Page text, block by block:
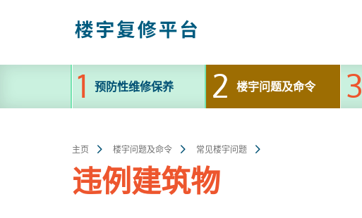
容
预防性维修保养 楼宇问题及命令
主页 楼宇问题及命令 常见楼宇问题
违例建筑物